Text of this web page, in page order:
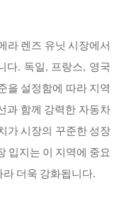
라 렌즈 유닛 시장에서
다. 독일, 프랑스, 영국
을 설정함에 따라 지역
과 함께 강력한 자동차
가 시장의 꾸준한 성장
입지는 이 지역에 중요
라 더욱 강화됩니다.